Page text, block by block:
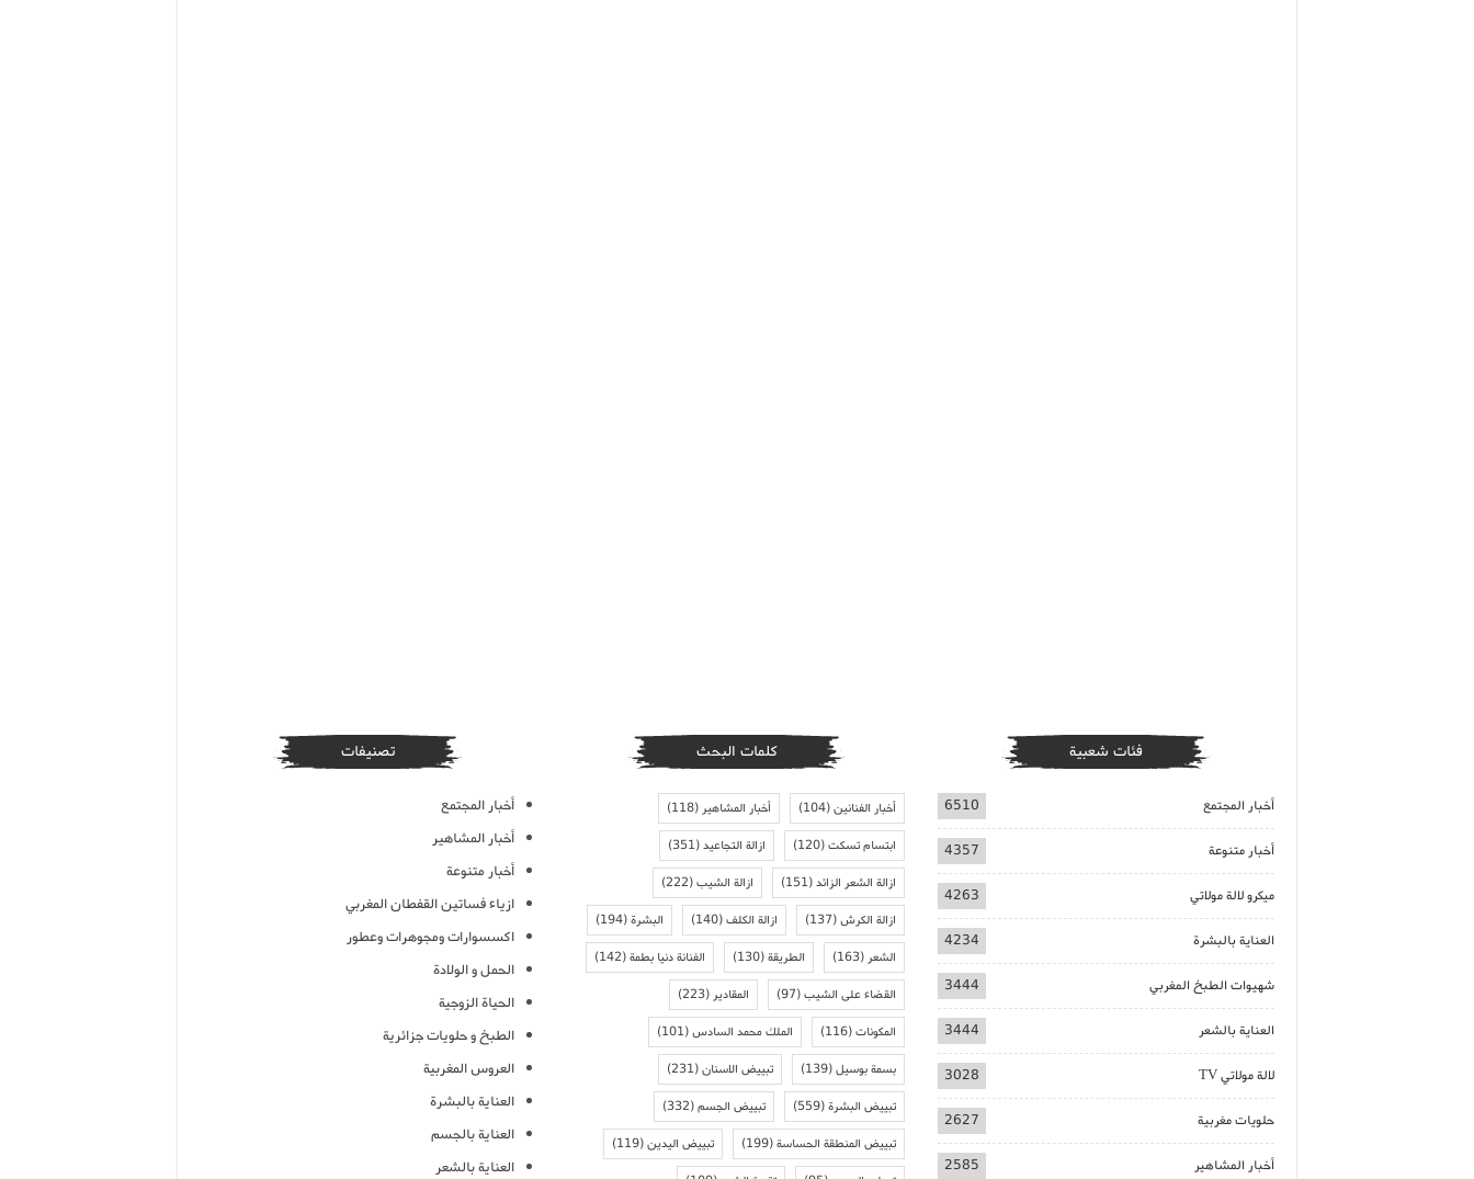
فئات شعبية
أخبار المجتمع 6510
أخبار متنوعة 4357
ميكرو لالة مولاتي 4263
العناية بالبشرة 4234
شهيوات الطبخ المغربي 3444
العناية بالشعر 3444
لالة مولاتي TV 3028
حلويات مغربية 2627
أخبار المشاهير 2585
كلمات البحث
أخبار الفنانين(104) أخبار المشاهير(118)
ابتسام تسكت(120) ازالة التجاعيد(351)
ازالة الشعر الزائد(151) ازالة الشيب(222)
ازالة الكرش(137) ازالة الكلف(140) البشرة(194)
الشعر(163) الطريقة(130) الفنانة دنيا بطمة(142)
القضاء على الشيب(97) المقادير(223)
المكونات(116) الملك محمد السادس(101)
بسمة بوسيل(139) تبييض الاسنان(231)
تبييض البشرة(559) تبييض الجسم(332)
تبييض المنطقة الحساسة(199) تبييض اليدين(119)
تصنيفات
أخبار المجتمع
أخبار المشاهير
أخبار متنوعة
ازياء فساتين القفطان المغربي
اكسسوارات ومجوهرات وعطور
الحمل و الولادة
الحياة الزوجية
الطبخ و حلويات جزائرية
العروس المغربية
العناية بالبشرة
العناية بالجسم
العناية بالشعر